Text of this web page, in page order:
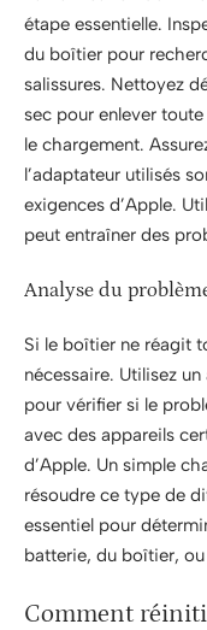
étape essentielle.
du boîtier pour
salissures. Nettoyez
sec pour enlever
le chargement.
l’adaptateur utilisés
exigences d’Apple.
peut entraîner des
Analyse du
Si le boîtier ne réagit
nécessaire. Utilisez
pour vérifier si le
avec des appareils
d’Apple. Un simple
résoudre ce type de
essentiel pour
batterie, du boîtier,
Comment